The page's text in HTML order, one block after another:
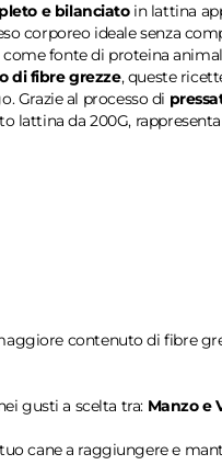
e bilanciatoin lattina
corporeo ideale senza
come fonte di proteina
di fibre grezze, queste
Grazie al processo di
da 200G,
contenuto di fibre
gusti a scelta tra:Manzo e
cane a raggiungere e